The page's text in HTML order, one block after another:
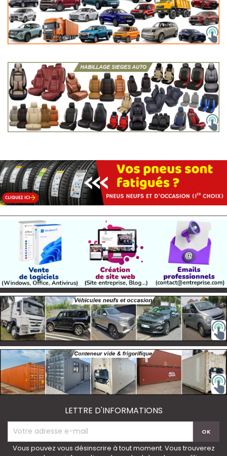
LETTRE D'INFORMATIONS
Vous pouvez vous désinscrire à tout moment. Vous trouverez